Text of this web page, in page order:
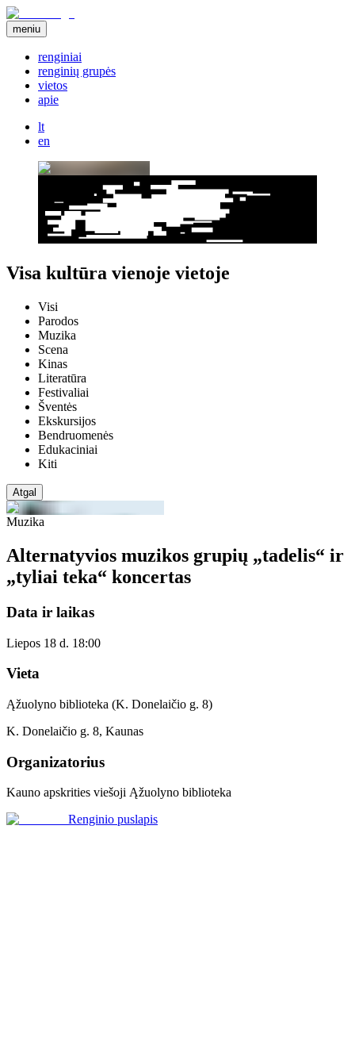
meniu
renginiai
renginių grupės
vietos
apie
lt
en
Visa kultūra vienoje vietoje
Visi
Parodos
Muzika
Scena
Kinas
Literatūra
Festivaliai
Šventės
Ekskursijos
Bendruomenės
Edukaciniai
Kiti
Atgal
Muzika
Alternatyvios muzikos grupių „tadelis“ ir
„tyliai teka“ koncertas
Data ir laikas
Liepos 18 d. 18:00
Vieta
Ąžuolyno biblioteka (K. Donelaičio g. 8)
K. Donelaičio g. 8, Kaunas
Organizatorius
Kauno apskrities viešoji Ąžuolyno biblioteka
Renginio puslapis